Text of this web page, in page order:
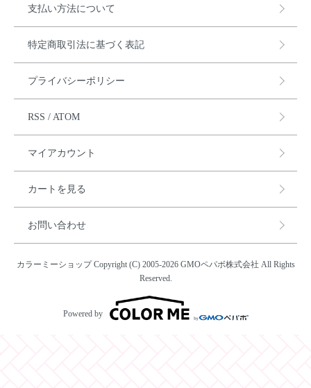
支払い方法について
特定商取引法に基づく表記
プライバシーポリシー
RSS / ATOM
マイアカウント
カートを見る
お問い合わせ
カラーミーショップCopyright (C) 2005-2026 GMOペパボ株式会社 All Rights
Reserved.
Powered by